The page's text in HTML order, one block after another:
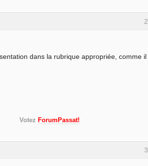
2
dans la rubrique appropriée, comme il
Votez ForumPassat!
3